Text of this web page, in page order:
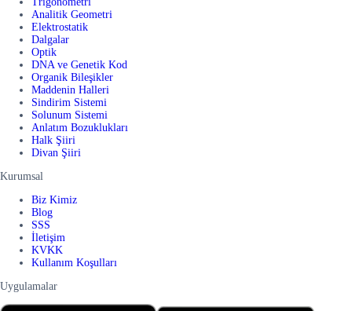
Analitik Geometri
Elektrostatik
Dalgalar
Optik
DNA ve Genetik Kod
Organik Bileşikler
Maddenin Halleri
Sindirim Sistemi
Solunum Sistemi
Anlatım Bozuklukları
Halk Şiiri
Divan Şiiri
Kurumsal
Biz Kimiz
Blog
SSS
İletişim
KVKK
Kullanım Koşulları
Uygulamalar